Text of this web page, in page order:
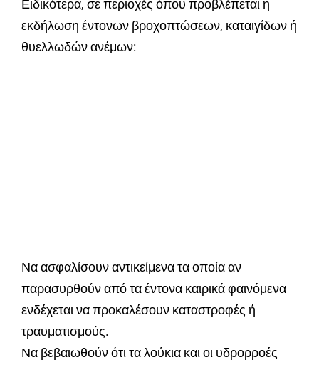
Ειδικότερα, σε περιοχές όπου προβλέπεται η
εκδήλωση έντονων βροχοπτώσεων, καταιγίδων ή
θυελλωδών ανέμων:
Να ασφαλίσουν αντικείμενα τα οποία αν
παρασυρθούν από τα έντονα καιρικά φαινόμενα
ενδέχεται να προκαλέσουν καταστροφές ή
τραυματισμούς.
Να βεβαιωθούν ότι τα λούκια και οι υδρορροές